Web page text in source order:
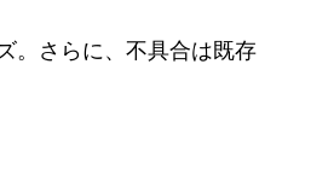
。さらに、不具合は既存